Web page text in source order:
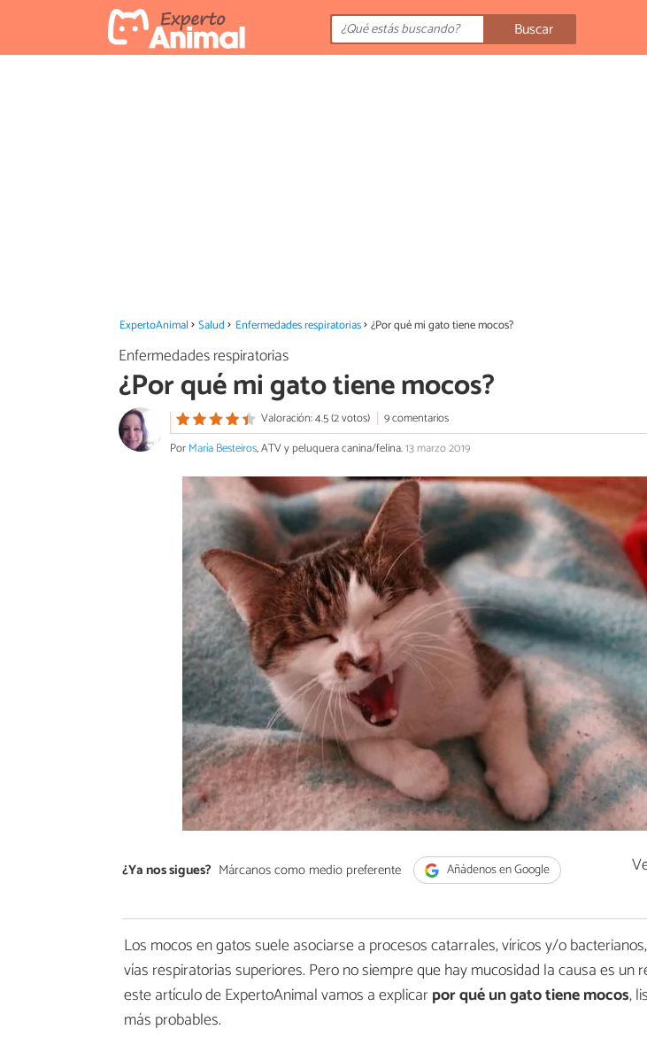
Buscar
ExpertoAnimal Salud Enfermedades respiratorias ¿Por qué mi gato tiene mocos?
Enfermedades respiratorias
¿Por qué mi gato tiene mocos?
Valoración: 4.5 (2 votos)
9 comentarios
PorMaría Besteiros, ATV y peluquera canina/felina.13 marzo 2019
¿Ya nos sigues? Márcanos como medio preferente Añádenos en Google
Los mocos en gatos suele asociarse a procesos catarrales, víricos y/o
vías respiratorias superiores. Pero no siempre que hay mucosidad la causa es un
este artículo de ExpertoAnimal vamos a explicarpor qué un gato tiene mocos,
más probables.